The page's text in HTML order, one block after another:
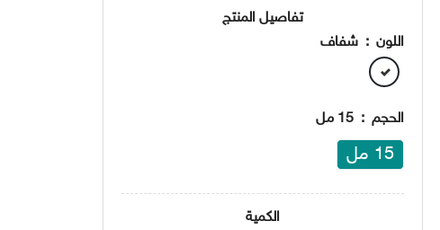
تفاصيل المنتج
اللون : شفاف
الحجم : 15 مل
15 مل
الكمية